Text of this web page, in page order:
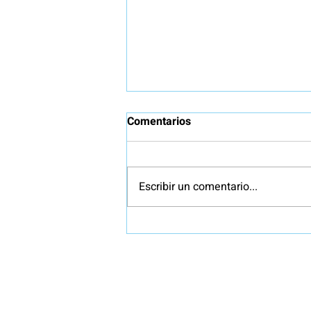
Comentarios
Escribir un comentario...